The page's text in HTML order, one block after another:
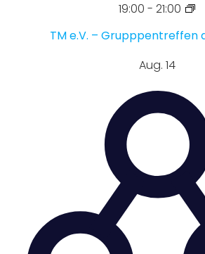
19:00 - 21:00
TM e.V. – Grupppentreffen
Aug. 14